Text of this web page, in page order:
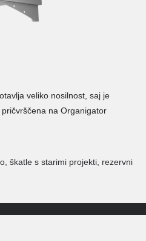
veliko nosilnost, saj je
na Organigator
škatle s starimi projekti, rezervni